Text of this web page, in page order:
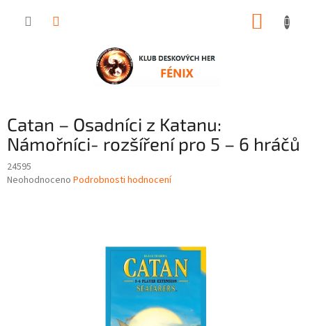
Catan – Osadníci z Katanu:
Námořníci- rozšíření pro 5 – 6 hráčů
24595
Průměrné
Neohodnoceno Podrobnosti hodnocení